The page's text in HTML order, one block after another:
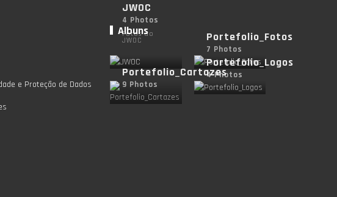
e Proteção de Dados
Albuns
JWOC
4 Photos
Fotos do
JWOC Portefolio_Fotos
7 Photos
Portefolio_Cartazes
9 Photos
Portefolio_Logos
4 Photos